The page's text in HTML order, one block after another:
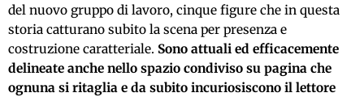
del nuovo gruppo di lavoro, cinque figure che in questa
storia catturano subito la scena per presenza e
costruzione caratteriale. Sono attuali ed efficacemente
delineate anche nello spazio condiviso su pagina che
ognuna si ritaglia e da subito incuriosiscono il lettore